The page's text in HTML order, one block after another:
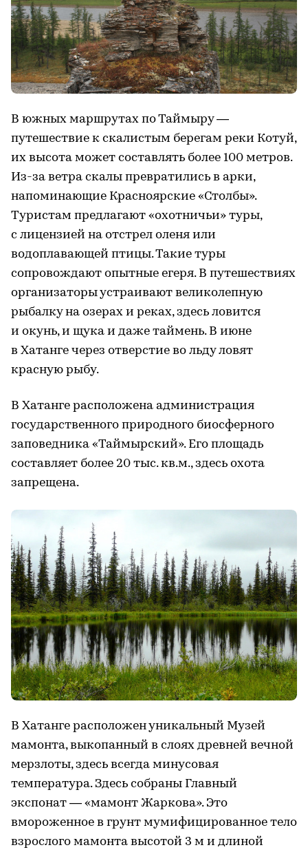
В южных маршрутах по Таймыру —
путешествие к скалистым берегам реки Котуй,
их высота может составлять более 100 метров.
Из-за ветра скалы превратились в арки,
напоминающие Красноярские «Столбы».
Туристам предлагают «охотничьи» туры,
с лицензией на отстрел оленя или
водоплавающей птицы. Такие туры
сопровождают опытные егеря. В путешествиях
организаторы устраивают великолепную
рыбалку на озерах и реках, здесь ловится
и окунь, и щука и даже таймень. В июне
в Хатанге через отверстие во льду ловят
красную рыбу.
В Хатанге расположена администрация
государственного природного биосферного
заповедника «Таймырский». Его площадь
составляет более 20 тыс. кв.м., здесь охота
запрещена.
В Хатанге расположен уникальный Музей
мамонта, выкопанный в слоях древней вечной
мерзлоты, здесь всегда минусовая
температура. Здесь собраны Главный
экспонат — «мамонт Жаркова». Это
вмороженное в грунт мумифицированное тело
взрослого мамонта высотой 3 м и длиной